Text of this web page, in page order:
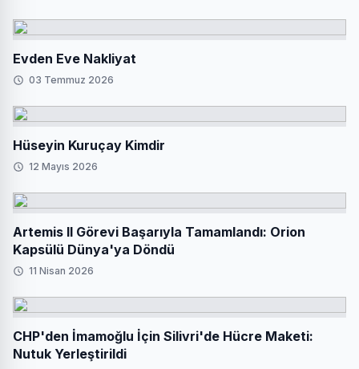
Evden Eve Nakliyat
03 Temmuz 2026
Hüseyin Kuruçay Kimdir
12 Mayıs 2026
Artemis II Görevi Başarıyla Tamamlandı: Orion
Kapsülü Dünya'ya Döndü
11 Nisan 2026
CHP'den İmamoğlu İçin Silivri'de Hücre Maketi:
Nutuk Yerleştirildi